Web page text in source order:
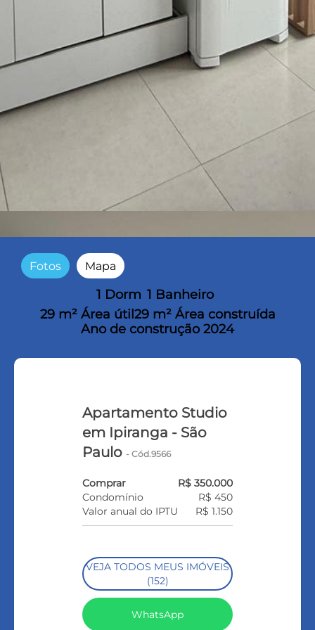
Fotos Mapa
1 Dorm 1 Banheiro
29 m² Área útil29 m² Área construída
Ano de construção 2024
Apartamento Studio
em Ipiranga - São
Paulo- Cód.9566
Comprar
R$ 350.000
Condomínio
R$ 450
Valor anual do IPTU
R$ 1.150
VEJA TODOS MEUS IMÓVEIS
(152)
WhatsApp